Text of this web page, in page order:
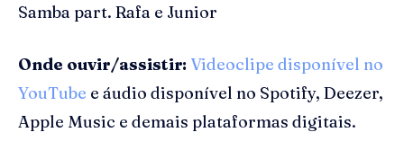
Samba part. Rafa e Junior
Onde ouvir/assistir: Videoclipe disponível no
YouTube e áudio disponível no Spotify, Deezer,
Apple Music e demais plataformas digitais.